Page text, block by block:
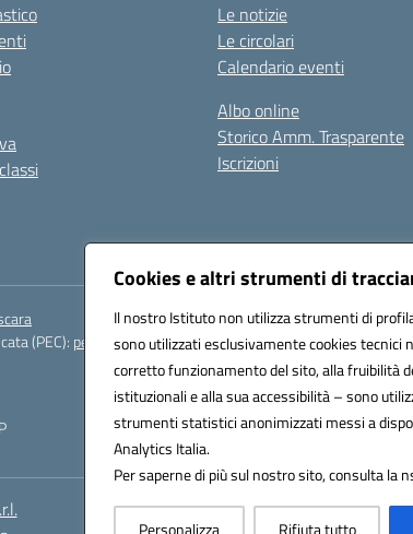
Cookies e altri strumenti di
Il nostro Istituto non utilizza strumenti di
sono utilizzati esclusivamente cookies tecnici
corretto funzionamento del sito, alla fruibilità
istituzionali e alla sua accessibilità – sono
strumenti statistici anonimizzati messi a
Analytics Italia.
Per saperne di più sul nostro sito, consulta la
Personalizza Rifiuta tutto
Le notizie
Le circolari
Calendario eventi
Albo online
Storico Amm. Trasparente
Iscrizioni
(PEC): peic83100x@pec.istruzione.it